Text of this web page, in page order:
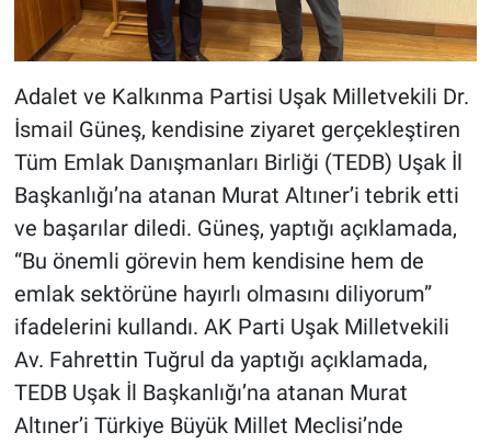
Adalet ve Kalkınma Partisi Uşak Milletvekili Dr.
İsmail Güneş, kendisine ziyaret gerçekleştiren
Tüm Emlak Danışmanları Birliği (TEDB) Uşak İl
Başkanlığı’na atanan Murat Altıner’i tebrik etti
ve başarılar diledi. Güneş, yaptığı açıklamada,
“Bu önemli görevin hem kendisine hem de
emlak sektörüne hayırlı olmasını diliyorum”
ifadelerini kullandı. AK Parti Uşak Milletvekili
Av. Fahrettin Tuğrul da yaptığı açıklamada,
TEDB Uşak İl Başkanlığı’na atanan Murat
Altıner’i Türkiye Büyük Millet Meclisi’nde